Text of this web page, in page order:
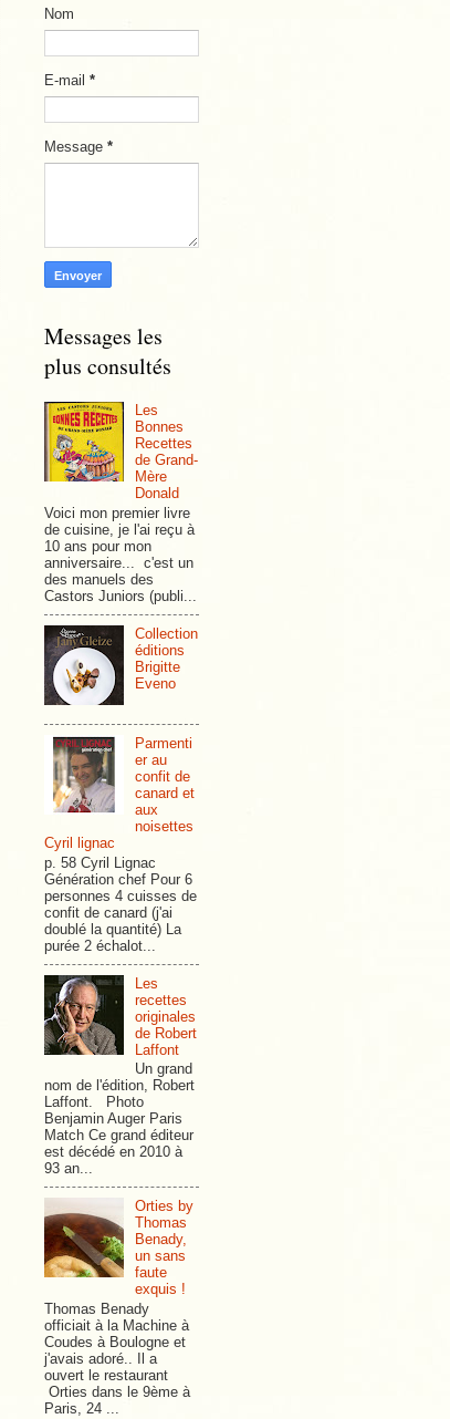
Nom
E-mail *
Message *
Messages les
plus consultés
Les
Bonnes
Recettes
de Grand-
Mère
Donald
Voici mon premier livre
de cuisine, je l'ai reçu à
10 ans pour mon
anniversaire... c'est un
des manuels des
Castors Juniors (publi...
Collection
éditions
Brigitte
Eveno
Parmenti
er au
confit de
canard et
aux
noisettes
Cyril lignac
p. 58 Cyril Lignac
Génération chef Pour 6
personnes 4 cuisses de
confit de canard (j'ai
doublé la quantité) La
purée 2 échalot...
Les
recettes
originales
de Robert
Laffont
Un grand
nom de l'édition, Robert
Laffont. Photo
Benjamin Auger Paris
Match Ce grand éditeur
est décédé en 2010 à
93 an...
Orties by
Thomas
Benady,
un sans
faute
exquis !
Thomas Benady
officiait à la Machine à
Coudes à Boulogne et
j'avais adoré.. Il a
ouvert le restaurant
Orties dans le 9ème à
Paris, 24 ...